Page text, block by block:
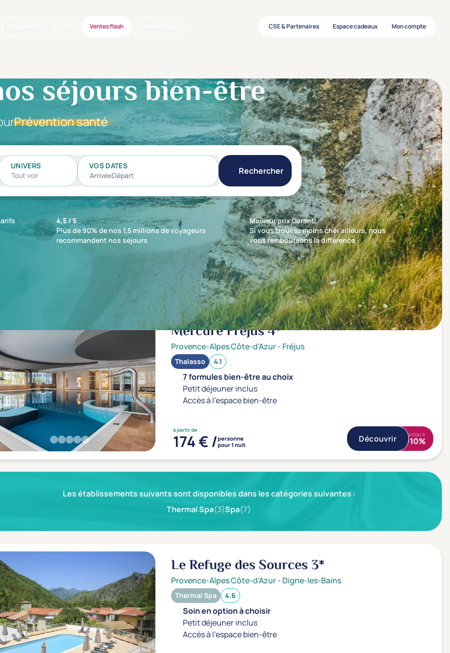
Ventes flash CSE & Partenaires Espace cadeaux Mon compte
séjours bien-être
Prévention santé
UNIVERS
Tout voir
VOS DATES
ArrivéeDépart Rechercher
4,5 / 5
Plus de 90% de nos 1,5 millions de voyageurs
recommandent nos séjours
Meilleur prix Garanti :
Si vous trouvez moins cher ailleurs, nous
vous remboursons la différence
jusqu'à -10% Trier par Nos recommandations en premier
Mercure Fréjus4*
Provence-Alpes Côte-d'Azur- Fréjus
Thalasso 4.1
7 formules bien-être au choix
Petit déjeuner inclus
Accès à l'espace bien-être
à partir de
174 € /personne
pour 1 nuit
Découvrir JUSQU'À
-10%
Les établissements suivants sont disponibles dans les catégories suivantes :
Thermal Spa(3)Spa(7)
Le Refuge des Sources3*
Provence-Alpes Côte-d'Azur- Digne-les-Bains
Thermal Spa 4.6
Soin en option à choisir
Petit déjeuner inclus
Accès à l'espace bien-être